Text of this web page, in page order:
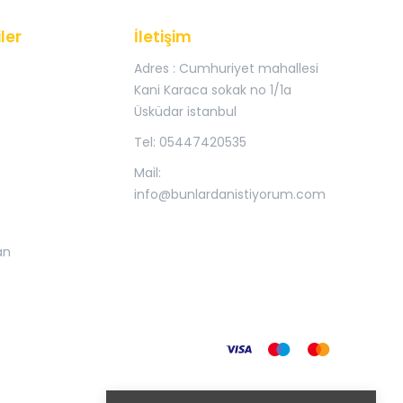
İletişim
Adres : Cumhuriyet mahallesi
Kani Karaca sokak no 1/1a
Üsküdar istanbul
Tel: 05447420535
Mail:
info@bunlardanistiyorum.com